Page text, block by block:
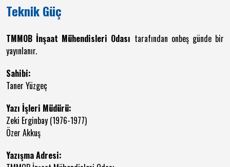
Teknik Güç
TMMOB İnşaat Mühendisleri Odası tarafından onbeş günde bir
yayınlanır.
Sahibi:
Taner Yüzgeç
Yazı İşleri Müdürü:
Zeki Erginbay (1976-1977)
Özer Akkuş
Yazışma Adresi: